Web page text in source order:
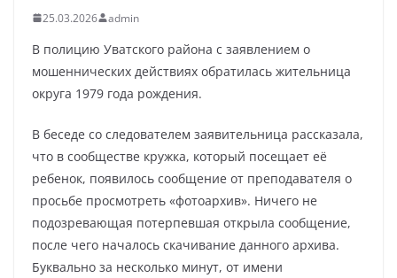
25.03.2026 admin
В полицию Уватского района с заявлением о
мошеннических действиях обратилась жительница
округа 1979 года рождения.
В беседе со следователем заявительница рассказала,
что в сообществе кружка, который посещает её
ребенок, появилось сообщение от преподавателя о
просьбе просмотреть «фотоархив». Ничего не
подозревающая потерпевшая открыла сообщение,
после чего началось скачивание данного архива.
Буквально за несколько минут, от имени